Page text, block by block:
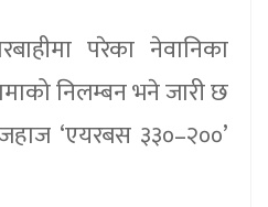
परेका नेवानिका
निलम्बन भने जारी छ
‘एयरबस ३३०–२००’